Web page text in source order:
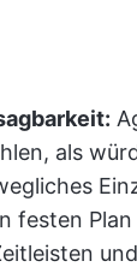
als
festen Plan